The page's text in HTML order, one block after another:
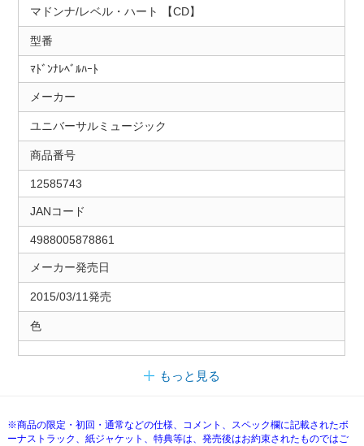
マドンナ/レベル・ハート 【CD】
型番
ﾏﾄﾞﾝﾅﾚﾍﾞﾙﾊｰﾄ
メーカー
ユニバーサルミュージック
商品番号
12585743
JANコード
4988005878861
メーカー発売日
2015/03/11発売
色
もっと見る
※商品の限定・初回・通常などの仕様、コメント、スペック欄に記載されたボ
ーナストラック、紙ジャケット、特典等は、発売後はお約束されたものではご